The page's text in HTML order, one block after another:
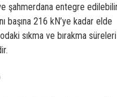
şahmerdana entegre
başına 216 kN’ye kadar elde
sıkma ve bırakma